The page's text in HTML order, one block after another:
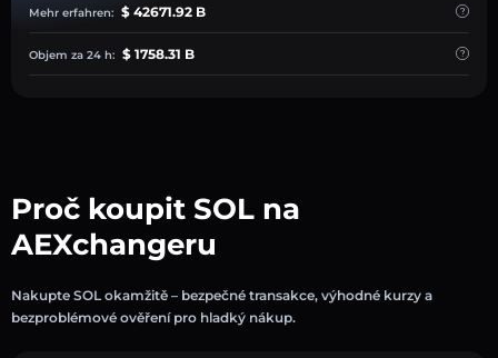
Mehr erfahren: $ 42671.92 B
Objem za 24 h: $ 1758.31 B
Proč koupit SOL na
AEXchangeru
Nakupte SOL okamžitě – bezpečné transakce, výhodné kurzy a
bezproblémové ověření pro hladký nákup.